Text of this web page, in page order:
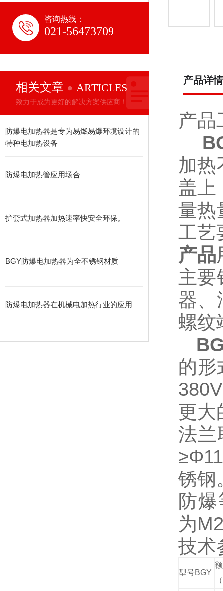
咨询热线：
021-56473709
相关文章 ARTICLES
致力于成为更好的解决方案供应商！
防爆电加热器是专为易燃易爆环境设计的
特种电加热设备
防爆电加热管应用场合
护套式加热器加热速率快安全环保。
BGY防爆电加热器为全不锈钢材质
防爆电加热器在机械电加热行业的应用
产品详情
产
加热
盖上
量热
工艺
产品
主要
器、
螺纹
的形
更大
法兰
锈钢
防
为
技术
型号BGY